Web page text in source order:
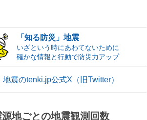
「知る防災」地震
いざという時にあわてないために
確かな情報と行動で防災力アップ
地震のtenki.jp公式X（旧Twitter）
源地ごとの地震観測回数